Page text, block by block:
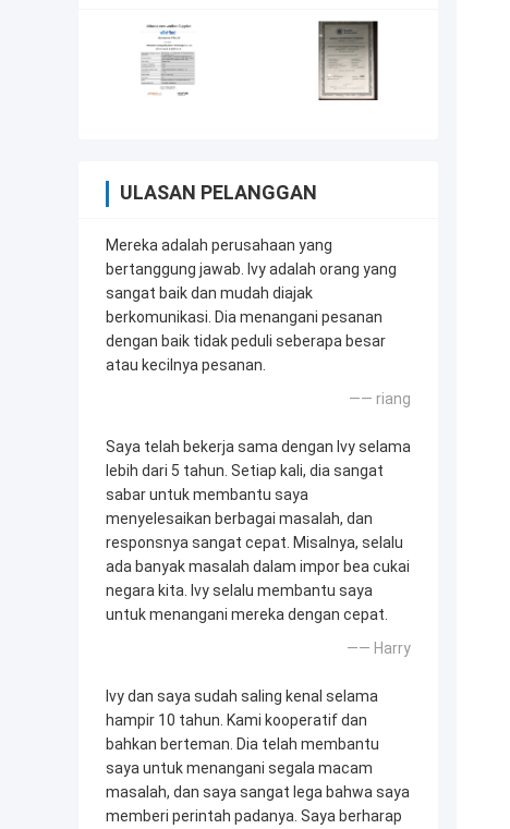
ULASAN PELANGGAN
Mereka adalah perusahaan yang
bertanggung jawab. Ivy adalah orang yang
sangat baik dan mudah diajak
berkomunikasi. Dia menangani pesanan
dengan baik tidak peduli seberapa besar
atau kecilnya pesanan.
—— riang
Saya telah bekerja sama dengan Ivy selama
lebih dari 5 tahun. Setiap kali, dia sangat
sabar untuk membantu saya
menyelesaikan berbagai masalah, dan
responsnya sangat cepat. Misalnya, selalu
ada banyak masalah dalam impor bea cukai
negara kita. Ivy selalu membantu saya
untuk menangani mereka dengan cepat.
—— Harry
Ivy dan saya sudah saling kenal selama
hampir 10 tahun. Kami kooperatif dan
bahkan berteman. Dia telah membantu
saya untuk menangani segala macam
masalah, dan saya sangat lega bahwa saya
memberi perintah padanya. Saya berharap